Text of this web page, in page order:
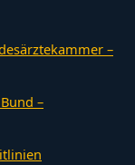
–
–